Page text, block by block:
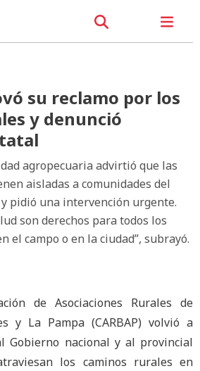
su reclamo por los
y denunció
agropecuaria advirtió que las
aisladas a comunidades del
pidió una intervención urgente.
son derechos para todos los
el campo o en la ciudad”, subrayó.
de Asociaciones Rurales de
y La Pampa (CARBAP) volvió a
Gobierno nacional y al provincial
los caminos rurales en